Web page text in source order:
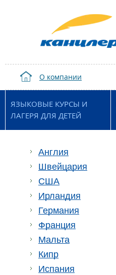
О компании
ЯЗЫКОВЫЕ КУРСЫ И
ЛАГЕРЯ ДЛЯ ДЕТЕЙ
Англия
Швейцария
США
Ирландия
Германия
Франция
Мальта
Кипр
Испания